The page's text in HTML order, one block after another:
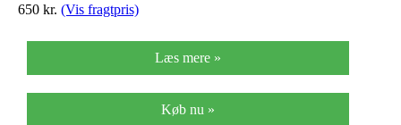
650 kr. (Vis fragtpris)
Læs mere »
Køb nu »